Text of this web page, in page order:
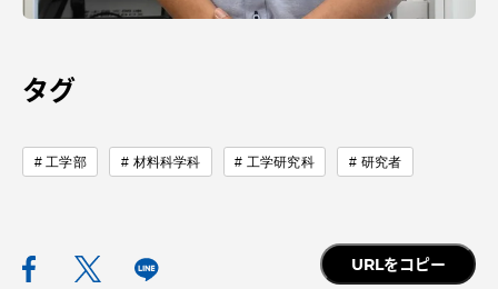
タグ
工学部 材料科学科 工学研究科 研究者
URLをコピー
中文